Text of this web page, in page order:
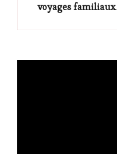
voyages familiaux.